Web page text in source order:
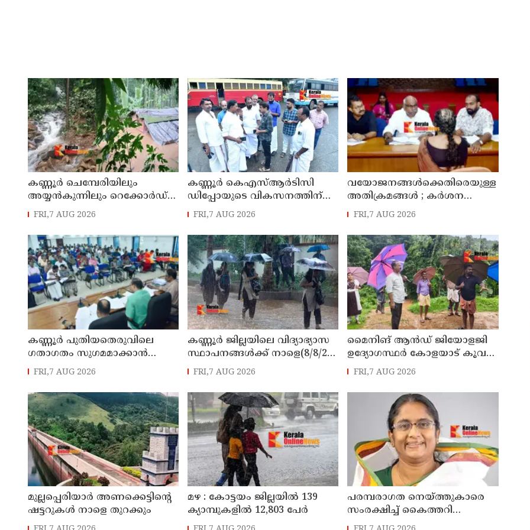
കണ്ണൂർ ചെമ്പേരിയിലും
അയ്യൻകുന്നിലും റെക്കോർഡ്
മഴ ; ഉദയഗിരിയിൽ നേരിയ
ക്യാമ്പിലേക്ക് മാറ്റി
FRI,7 AUG 2026
കണ്ണൂർ കെഎസ്ആർടിസി
ഡിപ്പോയുടെ വികസനത്തിന്
മാസ്റ്റർ പ്ലാൻ തയ്യാറാക്കി
എം എൽ എ
FRI,7 AUG 2026
വയോജനങ്ങൾക്കെതിരെയുള്ള
അതിക്രമങ്ങൾ ; കർശന
നടപടി സ്വീകരിക്കുമെന്ന്
FRI,7 AUG 2026
കണ്ണൂർ പുതിയതെരുവിലെ
ഗതാഗതം സുഗമമാക്കാന്‍
നടപടികള്‍ സ്വീകരിക്കും
FRI,7 AUG 2026
കണ്ണൂർ ജില്ലയിലെ വിദ്യാഭ്യാസ
സ്ഥാപനങ്ങള്‍ക്ക് നാളെ(8/8/26)
അവധി പ്രഖ്യാപിച്ചു
FRI,7 AUG 2026
മൈനിങ് ആൻഡ്​ ജിയോളജി
ഉദ്യോഗസ്ഥർ കോളയാട് കൂവ
ഉന്നതി സന്ദർശിച്ചു
FRI,7 AUG 2026
മുല്ലപ്പെരിയാർ അണക്കെട്ടിന്റെ
ഷട്ടറുകൾ നാളെ തുറക്കും
മഴ : കോട്ടയം ജില്ലയിൽ 139
ക്യാമ്പുകളിൽ 12,803 പേര്‍
പരമ്പരാഗത നെയ്ത്തുകാരെ
സംരക്ഷിച്ച് കൈത്തറി
മേഖലയുടെ